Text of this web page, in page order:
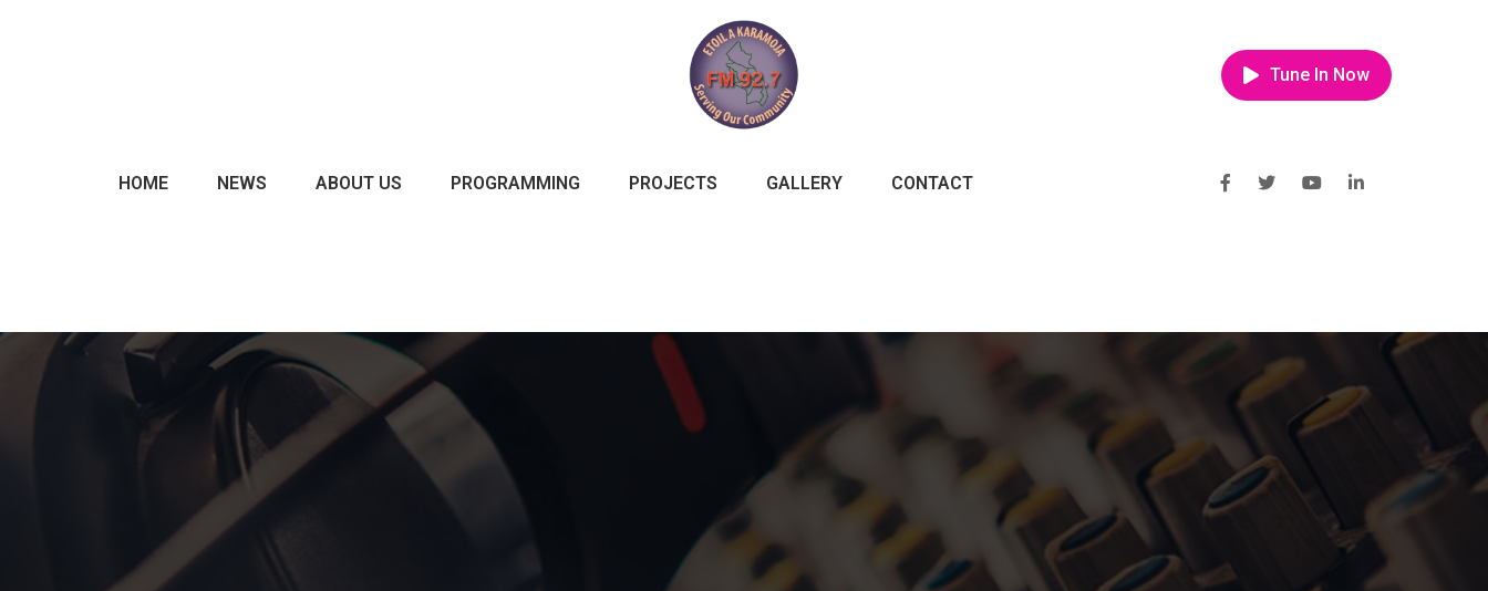
Tune In Now
HOME NEWS ABOUT US PROGRAMMING PROJECTS GALLERY CONTACT